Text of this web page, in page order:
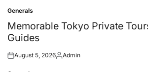
Posted
in
Generals
Memorable Tokyo Private
Guides
Posted
August 5, 2026Posted
Admin